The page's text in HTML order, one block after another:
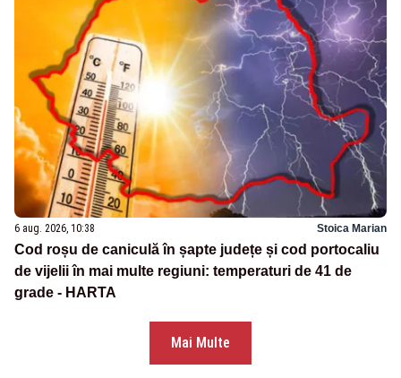
6 aug. 2026, 10:38 Stoica Marian
Cod roșu de caniculă în șapte județe și cod portocaliu
de vijelii în mai multe regiuni: temperaturi de 41 de
grade - HARTA
Mai Multe